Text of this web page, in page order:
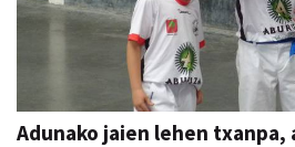
Adunako jaien lehen